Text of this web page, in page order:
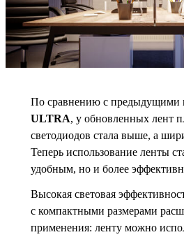
По сравнению с предыдущими
ULTRA, у обновленных лент
светодиодов стала выше, а
Теперь использование ленты
удобным, но и более
Высокая световая
с компактными размерами
применения: ленту можно